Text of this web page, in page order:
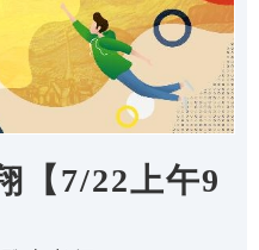
【7/22上午9